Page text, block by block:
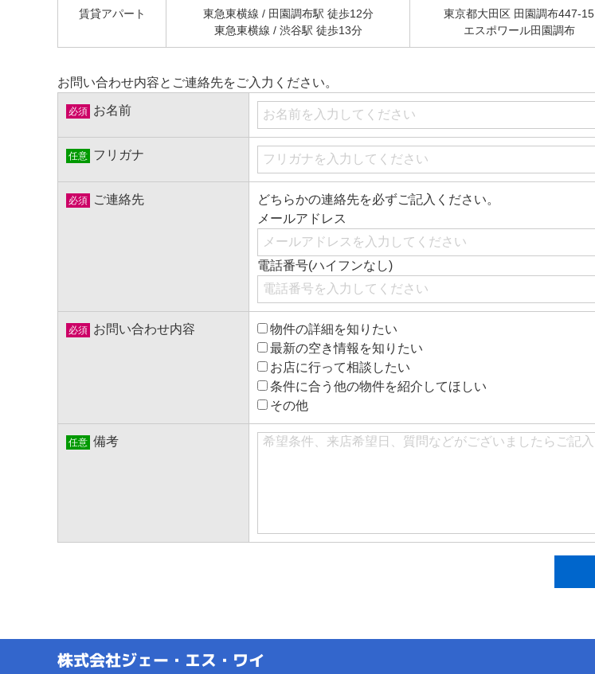
賃貸アパート 東急東横線 / 田園調布駅 徒歩12分
東急東横線 / 渋谷駅 徒歩13分
東京都大田区 田園調布447-15
エスポワール田園調布
お問い合わせ内容とご連絡先をご入力ください。
必須 お名前
任意 フリガナ
必須 ご連絡先
どちらかの連絡先を必ずご記入ください。
メールアドレス
電話番号(ハイフンなし)
必須 お問い合わせ内容
物件の詳細を知りたい
最新の空き情報を知りたい
お店に行って相談したい
条件に合う他の物件を紹介してほしい
その他
任意 備考
株式会社ジェー・エス・ワイ